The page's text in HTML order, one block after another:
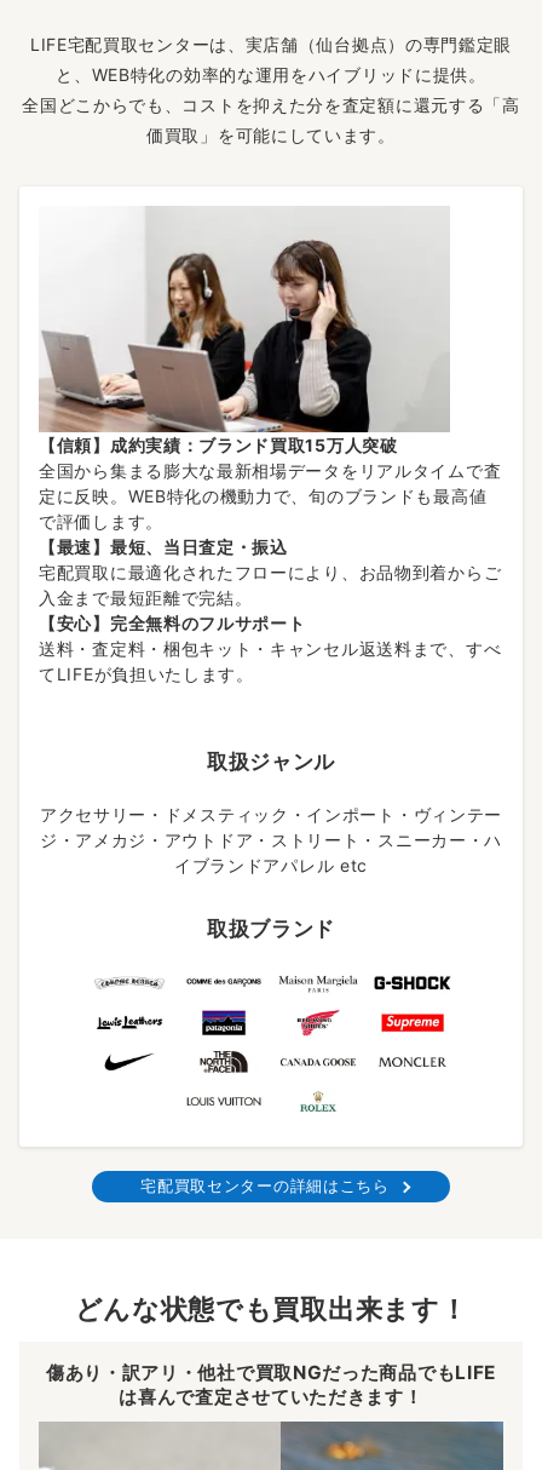
LIFE宅配買取センターは、実店舗（仙台拠点）の専門鑑定眼
と、WEB特化の効率的な運用をハイブリッドに提供。
全国どこからでも、コストを抑えた分を査定額に還元する「高
価買取」を可能にしています。
【信頼】成約実績：ブランド買取15万人突破
全国から集まる膨大な最新相場データをリアルタイムで査
定に反映。WEB特化の機動力で、旬のブランドも最高値
で評価します。
【最速】最短、当日査定・振込
宅配買取に最適化されたフローにより、お品物到着からご
入金まで最短距離で完結。
【安心】完全無料のフルサポート
送料・査定料・梱包キット・キャンセル返送料まで、すべ
てLIFEが負担いたします。
取扱ジャンル
アクセサリー・ドメスティック・インポート・ヴィンテー
ジ・アメカジ・アウトドア・ストリート・スニーカー・ハ
イブランドアパレル etc
取扱ブランド
宅配買取センターの詳細はこちら
どんな状態でも買取出来ます！
傷あり・訳アリ・他社で買取NGだった商品でもLIFE
は喜んで査定させていただきます！